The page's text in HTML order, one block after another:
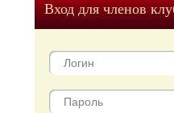
Вход для членов